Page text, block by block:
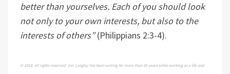
better than yourselves. Each of you should look
not only to your own interests, but also to the
interests of others”(Philippians 2:3-4).
© 2018, all rights reserved. Jim Langley has been writing for more than 30 years while working as a life and